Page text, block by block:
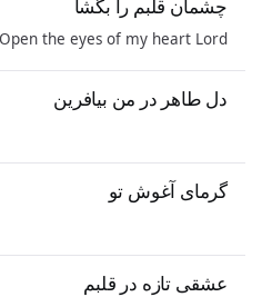
چشمان قلبم را بگشا
Open the eyes of my heart Lord
دل طاهر در من بیافرین
گرمای آغوش تو
عشقی تازه در قلبم